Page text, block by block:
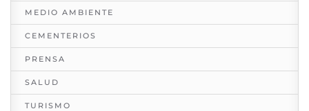
MEDIO AMBIENTE
CEMENTERIOS
PRENSA
SALUD
TURISMO